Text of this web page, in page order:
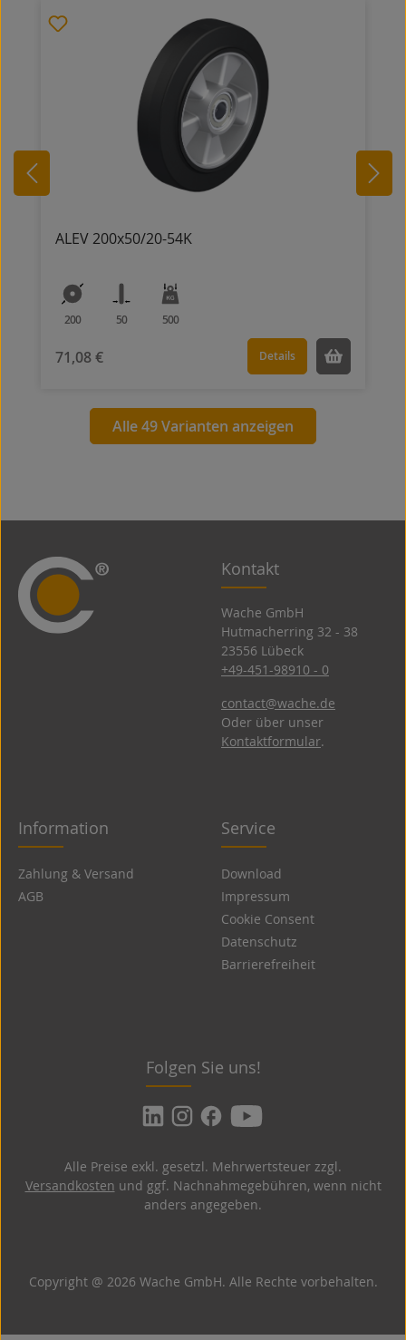
ALEV 200x50/20-54K
200 50 500
71,08 € Details
Alle 49 Varianten anzeigen
Kontakt
Wache GmbH
Hutmacherring 32 ­- 38
23556 Lübeck
+49-451-98910 - 0
contact@wache.de
Oder über unser
Kontaktformular.
Information
Zahlung & Versand
AGB
Service
Download
Impressum
Cookie Consent
Datenschutz
Barrierefreiheit
Folgen Sie uns!
Copyright @ 2026 Wache GmbH. Alle Rechte vorbehalten.
Alle Preise exkl. gesetzl. Mehrwertsteuer zzgl.
Versandkosten und ggf. Nachnahmegebühren, wenn nicht
anders angegeben.